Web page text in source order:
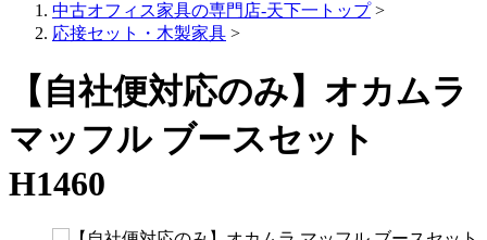
中古オフィス家具の専門店-天下一トップ>
応接セット・木製家具 >
【自社便対応のみ】オカムラ
マッフル ブースセット
H1460